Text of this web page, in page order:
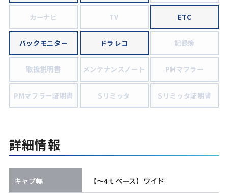
カーナビ TV ETC
バックモニター ドラレコ 記録簿
取扱説明書 メンテナンスノート PMマフラー
PMマフラー証明書 Sリミッタ Sリミッタ証明書
詳細情報
キャブ幅 【～4ｔベース】ワイド